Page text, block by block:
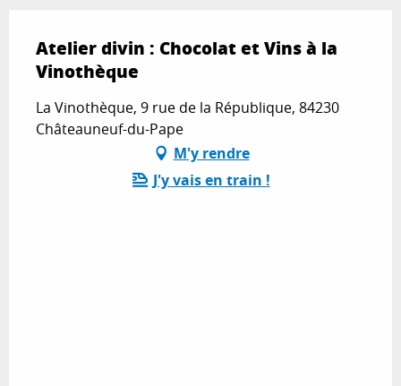
Atelier divin : Chocolat et Vins à la
Vinothèque
La Vinothèque, 9 rue de la République, 84230
Châteauneuf-du-Pape
M'y rendre
J'y vais en train !